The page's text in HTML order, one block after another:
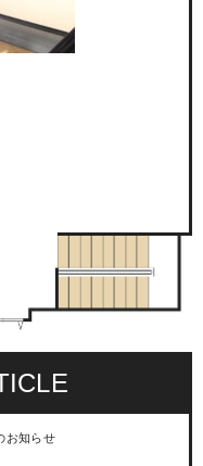
お知らせ